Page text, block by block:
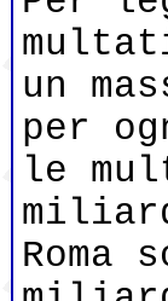
un
per
le
Roma